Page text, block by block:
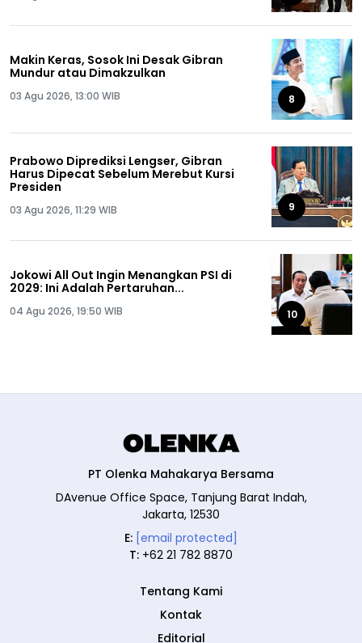
Makin Keras, Sosok Ini Desak Gibran
Mundur atau Dimakzulkan
03 Agu 2026, 13:00 WIB 8
Prabowo Diprediksi Lengser, Gibran
Harus Dipecat Sebelum Merebut Kursi
Presiden
03 Agu 2026, 11:29 WIB 9
Jokowi All Out Ingin Menangkan PSI di
2029: Ini Adalah Pertaruhan...
04 Agu 2026, 19:50 WIB 10
PT Olenka Mahakarya Bersama
DAvenue Office Space, Tanjung Barat Indah,
Jakarta, 12530
E: [email protected]
T: +62 21 782 8870
Tentang Kami
Kontak
Editorial